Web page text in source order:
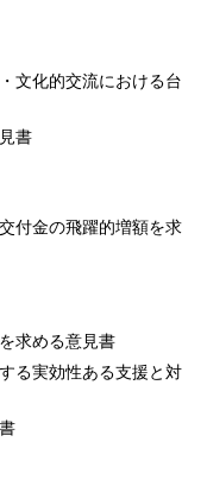
文化的交流における台
書
付金の飛躍的増額を求
求める意見書
る実効性ある支援と対